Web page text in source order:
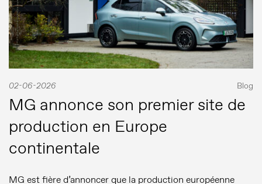
02-06-2026 Blog
MG annonce son premier site de
production en Europe
continentale
MG est fière d’annoncer que la production européenne